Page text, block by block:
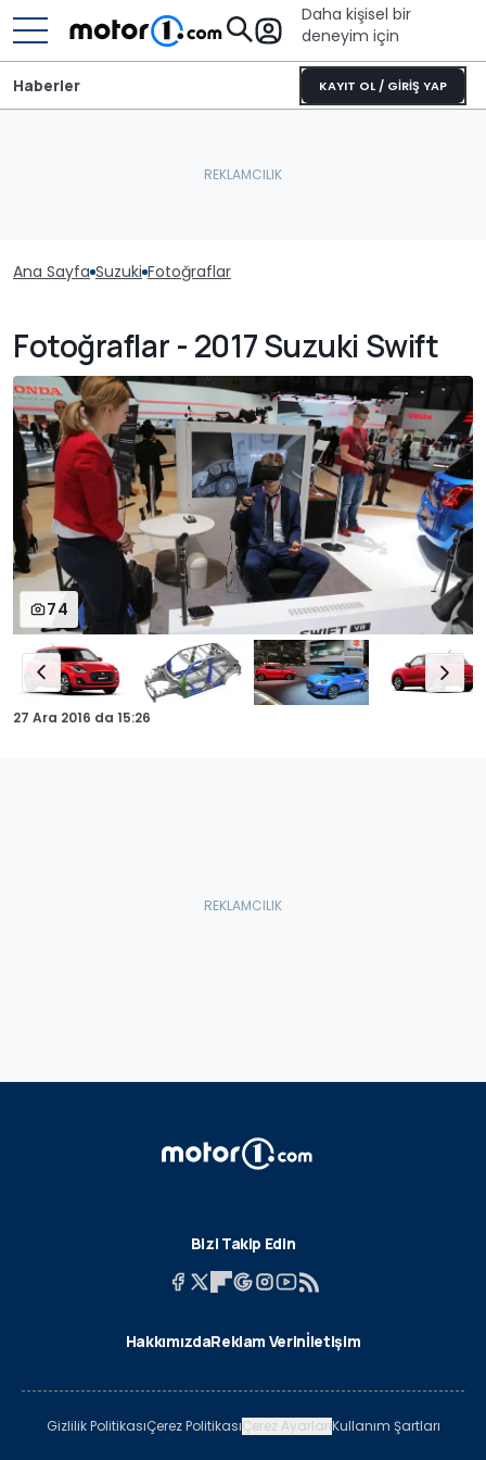
Daha kişisel bir
deneyim için
KAYIT OL / GİRİŞ YAP
Haberler
Ana Sayfa Suzuki Fotoğraflar
Fotoğraflar - 2017 Suzuki Swift
74
27 Ara 2016 da 15:26
Bizi Takip Edin
HakkımızdaReklam Verinİletişim
Gizlilik PolitikasıÇerez PolitikasıÇerez AyarlarıKullanım Şartları